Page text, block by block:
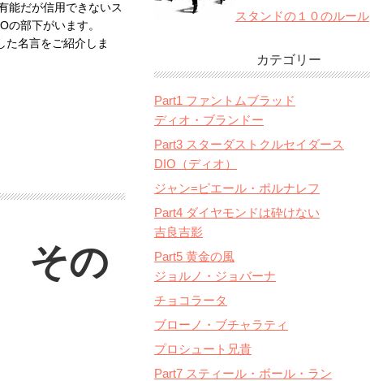
能だが信用できないス
部下がいます。
た名言をご紹介しま
その
スタンドの１０のルール
カテゴリー
Part1 ファントムブラッド
ディオ・ブランドー
Part3 スターダストクルセイダース
DIO（ディオ）
ジャン=ピエール・ポルナレフ
Part4 ダイヤモンドは砕けない
吉良吉影
Part5 黄金の風
ジョルノ・ジョバーナ
チョコラータ
ブローノ・ブチャラティ
プロシュート兄貴
Part7 スティール・ボール・ラン